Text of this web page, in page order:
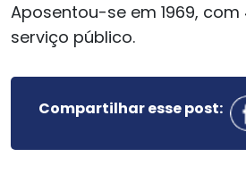
Aposentou-se em 1969, com
serviço público.
Compartilhar esse post: